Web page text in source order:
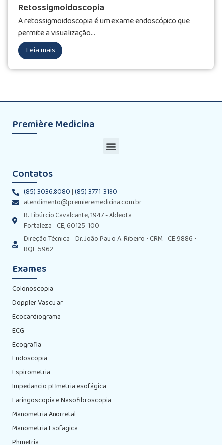
Retossigmoidoscopia
A retossigmoidoscopia é um exame endoscópico que
permite a visualização...
Leia mais
Première Medicina
Contatos
(85) 3036.8080|(85) 3771-3180
atendimento@premieremedicina.com.br
R. Tibúrcio Cavalcante, 1947 - Aldeota
Fortaleza - CE, 60125-100
Direção Técnica - Dr. João Paulo A. Ribeiro • CRM - CE 9886 •
RQE 5962
Exames
Colonoscopia
Doppler Vascular
Ecocardiograma
ECG
Ecografia
Endoscopia
Espirometria
Impedancio pHmetria esofágica
Laringoscopia e Nasofibroscopia
Manometria Anorretal
Manometria Esofagica
Phmetria